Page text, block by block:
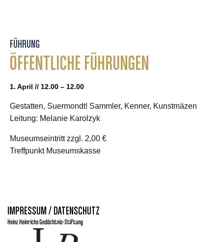
FÜHRUNG
ÖFFENTLICHE FÜHRUNGEN
1. April // 12.00 – 12.00
Gestatten, Suermondt! Sammler, Kenner, Kunstmäzen
Leitung: Melanie Karolzyk
Museumseintritt zzgl. 2,00 €
Treffpunkt Museumskasse
IMPRESSUM / DATENSCHUTZ
Heinz Heinrichs Gedächtnis-Stiftung